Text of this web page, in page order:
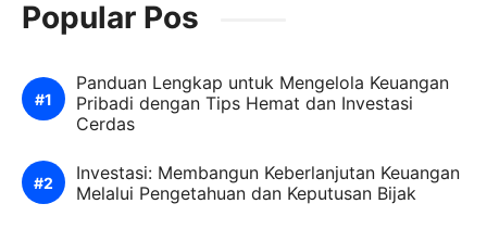
Popular Pos
Panduan Lengkap untuk Mengelola Keuangan
Pribadi dengan Tips Hemat dan Investasi
Cerdas
Investasi: Membangun Keberlanjutan Keuangan
Melalui Pengetahuan dan Keputusan Bijak